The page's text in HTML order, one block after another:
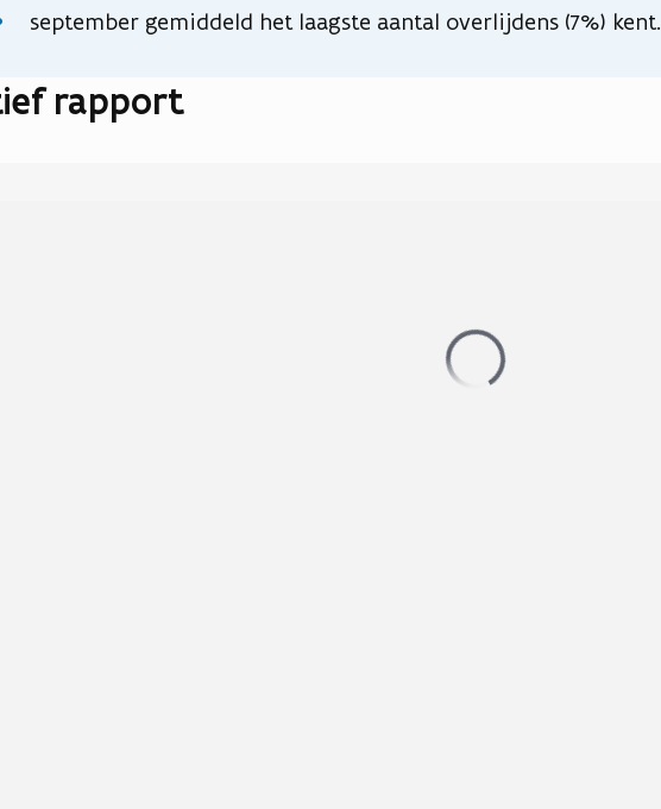
september gemiddeld het laagste aantal overlijdens (7%) kent.
rapport